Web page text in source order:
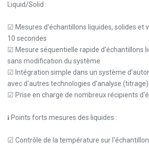
Liquid/Solid :
☑ Mesures d'échantillons liquides, solides et
10 secondes
☑ Mesure séquentielle rapide d'échantillons
sans modification du système
☑ Intégration simple dans un système
avec d'autres technologies d'analyse (titrage)
☑ Prise en charge de nombreux récipients
𝐢 Points forts mesures des liquides :
☑ Contrôle de la température sur l'échantillon